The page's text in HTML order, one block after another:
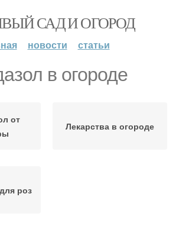
САД И ОГОРОД
новости статьи
в огороде
от
Лекарства в огороде
роз